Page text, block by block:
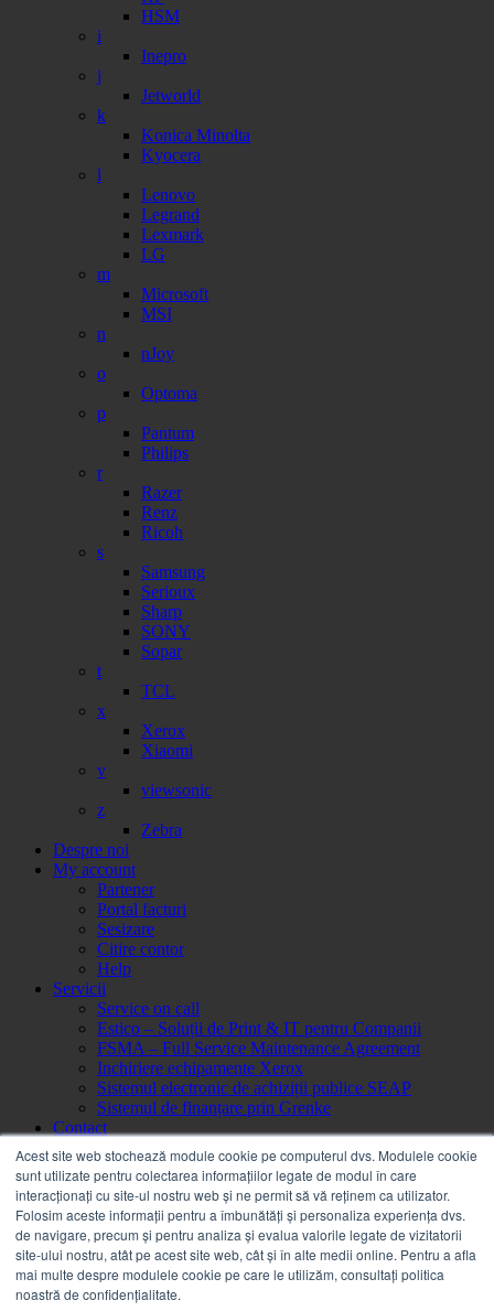
Acest site web stochează module cookie pe computerul dvs. Modulele cookie
sunt utilizate pentru colectarea informațiilor legate de modul în care
interacționați cu site-ul nostru web și ne permit să vă reținem ca utilizator.
Folosim aceste informații pentru a îmbunătăți și personaliza experiența dvs.
de navigare, precum și pentru analiza și evalua valorile legate de vizitatorii
site-ului nostru, atât pe acest site web, cât și în alte medii online. Pentru a afla
mai multe despre modulele cookie pe care le utilizăm, consultați politica
noastră de confidențialitate.
HSM
i
Inepro
j
Jetworld
k
Konica Minolta
Kyocera
l
Lenovo
Legrand
Lexmark
LG
m
Microsoft
MSI
n
nJoy
o
Optoma
p
Pantum
Philips
r
Razer
Renz
Ricoh
s
Samsung
Serioux
Sharp
SONY
Sopar
t
TCL
x
Xerox
Xiaomi
v
viewsonic
z
Zebra
Despre noi
My account
Partener
Portal facturi
Sesizare
Citire contor
Help
Servicii
Service on call
Estico – Soluții de Print & IT pentru Companii
FSMA – Full Service Maintenance Agreement
Inchiriere echipamente Xerox
Sistemul electronic de achiziții publice SEAP
Sistemul de finanțare prin Grenke
Contact
Autentificare / Înregistrare